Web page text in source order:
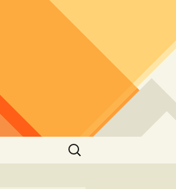
Suche
nach: